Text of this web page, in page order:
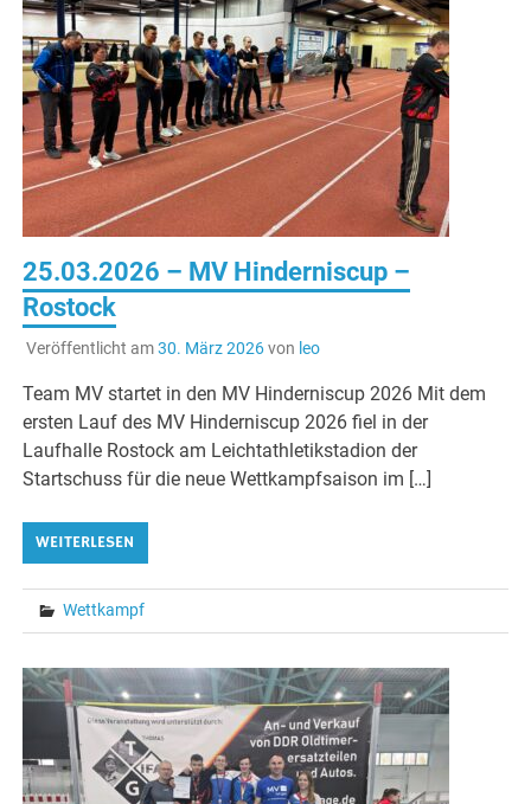
25.03.2026 – MV Hinderniscup –
Rostock
Veröffentlicht am30. März 2026von leo
Team MV startet in den MV Hinderniscup 2026 Mit dem
ersten Lauf des MV Hinderniscup 2026 fiel in der
Laufhalle Rostock am Leichtathletikstadion der
Startschuss für die neue Wettkampfsaison im […]
WEITERLESEN
Wettkampf